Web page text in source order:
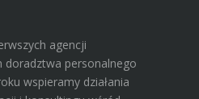
agencji
doradztwa personalnego
wspieramy działania